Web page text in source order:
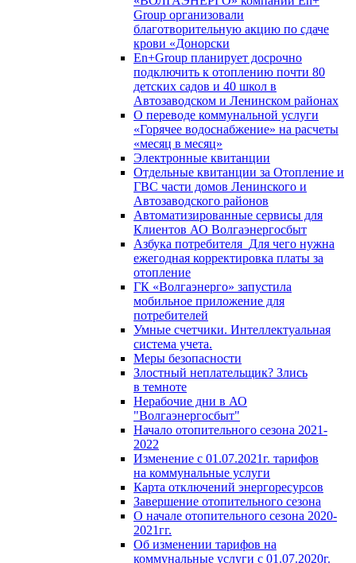
Group организовали
благотворительную акцию по сдаче
крови «Донорски
En+Group планирует досрочно
подключить к отоплению почти 80
детских садов и 40 школ в
Автозаводском и Ленинском районах
О переводе коммунальной услуги
«Горячее водоснабжение» на расчеты
«месяц в месяц»
Электронные квитанции
Отдельные квитанции за Отопление и
ГВС части домов Ленинского и
Автозаводского районов
Автоматизированные сервисы для
Клиентов АО Волгаэнергосбыт
Азбука потребителя_Для чего нужна
ежегодная корректировка платы за
отопление
ГК «Волгаэнерго» запустила
мобильное приложение для
потребителей
Умные счетчики. Интеллектуальная
система учета.
Меры безопасности
Злостный неплательщик? Злись
в темноте
Нерабочие дни в АО
"Волгаэнергосбыт"
Начало отопительного сезона 2021-
2022
Изменение с 01.07.2021г. тарифов
на коммунальные услуги
Карта отключений энергоресурсов
Завершение отопительного сезона
О начале отопительного сезона 2020-
2021гг.
Об изменении тарифов на
коммунальные услуги с 01.07.2020г.